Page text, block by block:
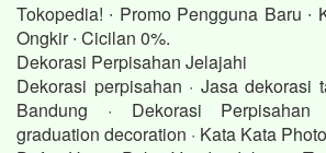
Tokopedia! ∙ Promo Pengguna Baru ∙
Ongkir ∙ Cicilan 0%.
Dekorasi Perpisahan Jelajahi
Dekorasi perpisahan · Jasa dekorasi
Bandung · Dekorasi Perpisahan
graduation decoration · Kata Kata